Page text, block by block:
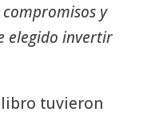
y
elegido invertir
tuvieron